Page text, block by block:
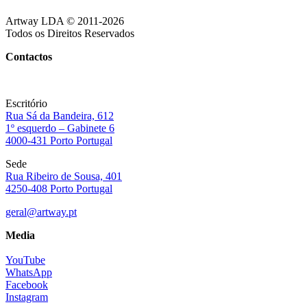
Artway LDA © 2011-2026
Todos os Direitos Reservados
Contactos
Escritório
Rua Sá da Bandeira, 612
1º esquerdo – Gabinete 6
4000-431 Porto Portugal
Sede
Rua Ribeiro de Sousa, 401
4250-408 Porto Portugal
geral@artway.pt
Media
YouTube
WhatsApp
Facebook
Instagram